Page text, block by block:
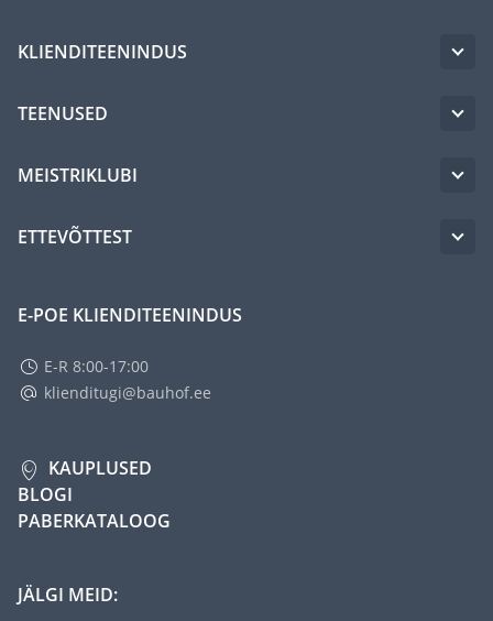
KLIENDITEENINDUS
TEENUSED
MEISTRIKLUBI
ETTEVÕTTEST
E-POE KLIENDITEENINDUS
E-R 8:00-17:00
klienditugi@bauhof.ee
KAUPLUSED
BLOGI
PABERKATALOOG
JÄLGI MEID: